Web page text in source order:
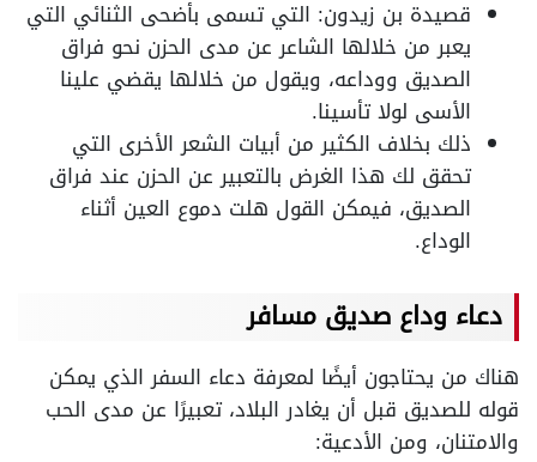
قصيدة بن زيدون: التي تسمى بأضحى الثنائي التي
يعبر من خلالها الشاعر عن مدى الحزن نحو فراق
الصديق ووداعه، ويقول من خلالها يقضي علينا
الأسى لولا تأسينا.
ذلك بخلاف الكثير من أبيات الشعر الأخرى التي
تحقق لك هذا الغرض بالتعبير عن الحزن عند فراق
الصديق، فيمكن القول هلت دموع العين أثناء
الوداع.
دعاء وداع صديق مسافر
هناك من يحتاجون أيضًا لمعرفة دعاء السفر الذي يمكن
قوله للصديق قبل أن يغادر البلاد، تعبيرًا عن مدى الحب
والامتنان، ومن الأدعية: